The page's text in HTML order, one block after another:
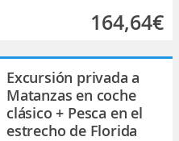
164,64€
Excursión privada a
Matanzas en coche
clásico + Pesca en el
estrecho de Florida